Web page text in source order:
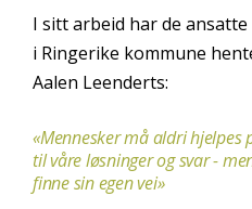
I sitt arbeid har de
i Ringerike kommune
Aalen Leenderts:
«Mennesker må aldri hjelpes
til våre løsninger og svar -
finne sin egen vei»